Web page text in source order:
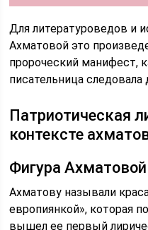
Для литературоведов и
Ахматовой это
пророческий манифест,
писательница следовала
Патриотическая
контексте
Фигура
Ахматову называли
европиянкой», которая
вышел ее первый